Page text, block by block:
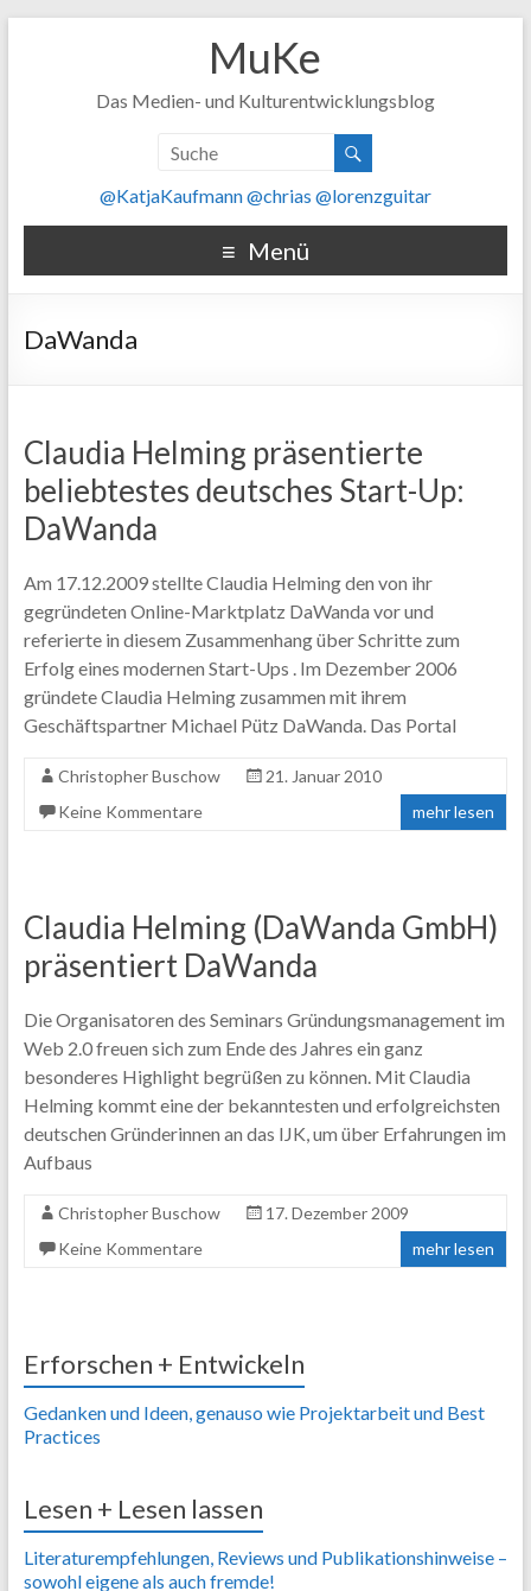
MuKe
Das Medien- und Kulturentwicklungsblog
@KatjaKaufmann@chrias @lorenzguitar
Menü
DaWanda
Claudia Helming präsentierte
beliebtestes deutsches Start-Up:
DaWanda
Am 17.12.2009 stellte Claudia Helming den von ihr
gegründeten Online-Marktplatz DaWanda vor und
referierte in diesem Zusammenhang über Schritte zum
Erfolg eines modernen Start-Ups . Im Dezember 2006
gründete Claudia Helming zusammen mit ihrem
Geschäftspartner Michael Pütz DaWanda. Das Portal
Christopher Buschow
21. Januar 2010
Keine Kommentare
mehr lesen
Claudia Helming (DaWanda GmbH)
präsentiert DaWanda
Die Organisatoren des Seminars Gründungsmanagement im
Web 2.0 freuen sich zum Ende des Jahres ein ganz
besonderes Highlight begrüßen zu können. Mit Claudia
Helming kommt eine der bekanntesten und erfolgreichsten
deutschen Gründerinnen an das IJK, um über Erfahrungen im
Aufbaus
Christopher Buschow
17. Dezember 2009
Keine Kommentare
mehr lesen
Erforschen + Entwickeln
Gedanken und Ideen, genauso wie Projektarbeit und Best
Practices
Lesen + Lesen lassen
Literaturempfehlungen, Reviews und Publikationshinweise –
sowohl eigene als auch fremde!